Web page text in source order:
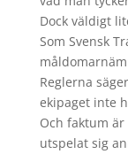
Dock väldigt
Som Svensk
Reglerna
ekipaget inte
Och faktum
utspelat sig